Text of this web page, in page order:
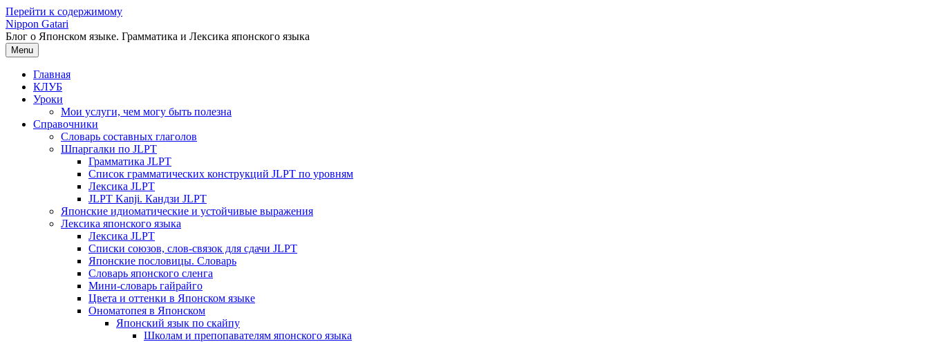
Перейти к содержимому
Nippon Gatari
Блог о Японском языке. Грамматика и Лексика японского языка
Menu
Главная
КЛУБ
Уроки
Мои услуги, чем могу быть полезна
Справочники
Словарь составных глаголов
Шпаргалки по JLPT
Грамматика JLPT
Список грамматических конструкций JLPT по уровням
Лексика JLPT
JLPT Kanji. Кандзи JLPT
Японские идиоматические и устойчивые выражения
Лексика японского языка
Лексика JLPT
Списки союзов, слов-связок для сдачи JLPT
Японские пословицы. Словарь
Словарь японского сленга
Мини-словарь гайрайго
Цвета и оттенки в Японском языке
Ономатопея в Японском
Японский язык по скайпу
Школам и препопавателям японского языка